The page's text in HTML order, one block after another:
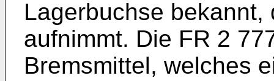
Lagerbuchse
aufnimmt. Die FR 2
Bremsmittel, welches